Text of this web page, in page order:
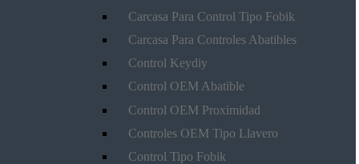
Carcasa Para Control Tipo Fobik
Carcasa Para Controles Abatibles
Control Keydiy
Control OEM Abatible
Control OEM Proximidad
Controles OEM Tipo Llavero
Control Tipo Fobik